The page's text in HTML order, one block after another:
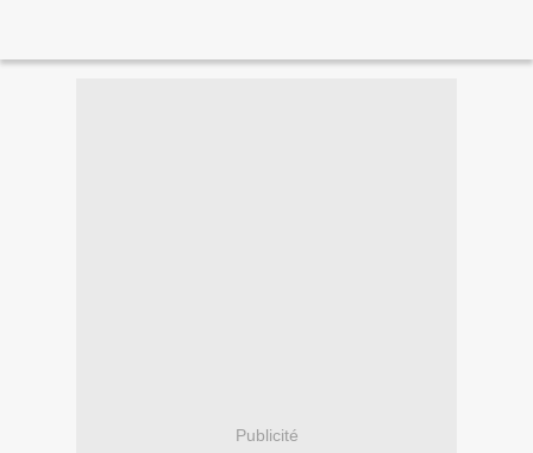
Publicité